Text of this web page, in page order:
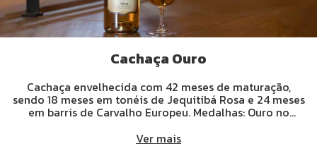
Cachaça Ouro
Cachaça envelhecida com 42 meses de maturação,
sendo 18 meses em tonéis de Jequitibá Rosa e 24 meses
em barris de Carvalho Europeu. Medalhas: Ouro no
Ver mais